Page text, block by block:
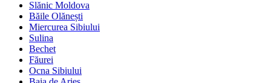
Slănic Moldova
Băile Olănești
Miercurea Sibiului
Sulina
Bechet
Făurei
Ocna Sibiului